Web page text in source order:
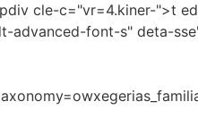
pdiv cle-c="vr=4.kiner-
advanced-font-s" deta-